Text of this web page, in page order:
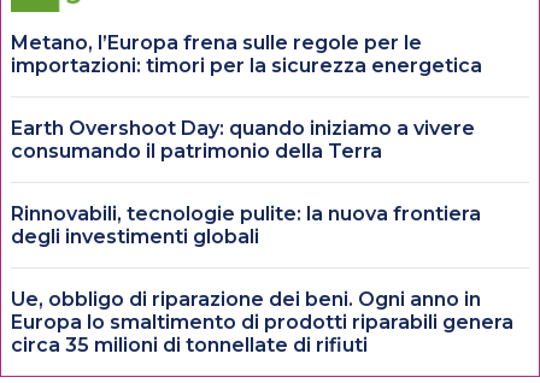
Metano, l’Europa frena sulle regole per le
importazioni: timori per la sicurezza energetica
Earth Overshoot Day: quando iniziamo a vivere
consumando il patrimonio della Terra
Rinnovabili, tecnologie pulite: la nuova frontiera
degli investimenti globali
Ue, obbligo di riparazione dei beni. Ogni anno in
Europa lo smaltimento di prodotti riparabili genera
circa 35 milioni di tonnellate di rifiuti